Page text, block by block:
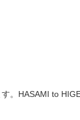
。HASAMI to